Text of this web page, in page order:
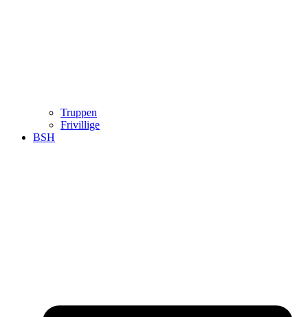
Truppen
Frivillige
BSH